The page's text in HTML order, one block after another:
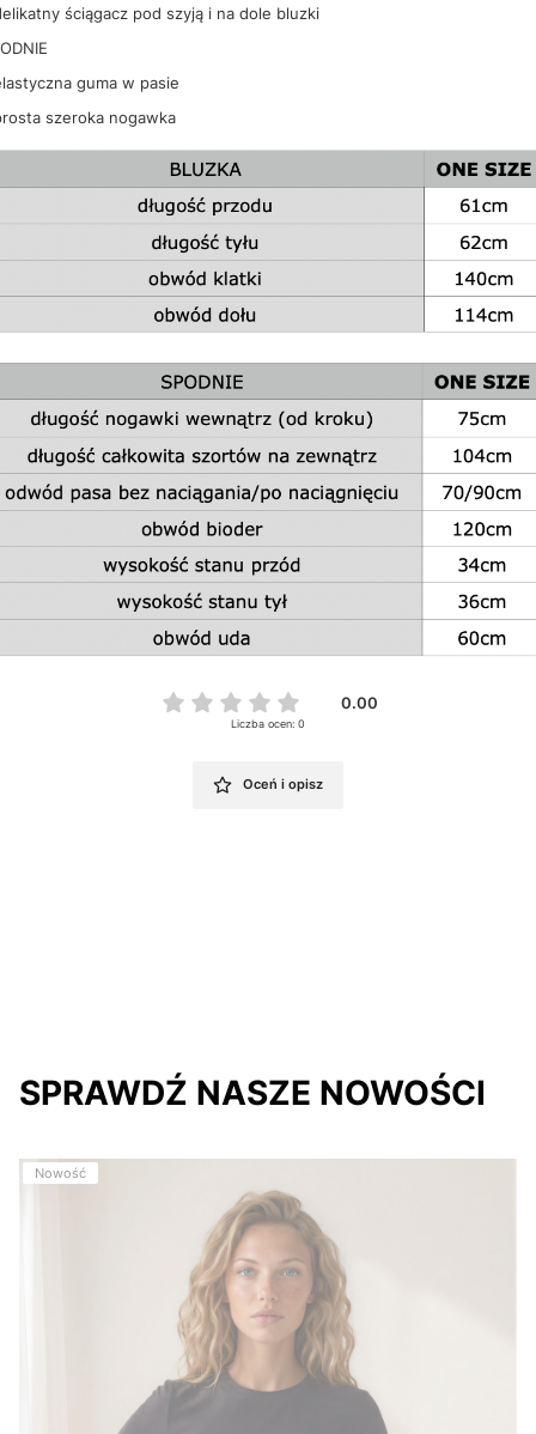
ściągacz pod szyją i na dole bluzki
guma w pasie
szeroka nogawka
0.00
Liczba ocen: 0
Oceń i opisz
SPRAWDŹ NASZE NOWOŚCI
Nowość